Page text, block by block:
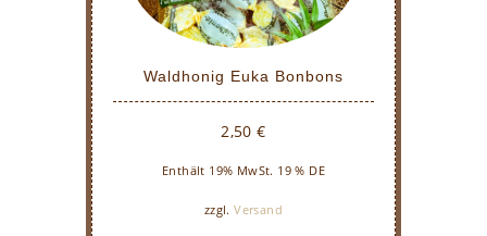
Waldhonig Euka Bonbons
2,50€
Enthält 19% MwSt. 19 % DE
zzgl.Versand